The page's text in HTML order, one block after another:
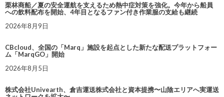
栗林商船／夏の安全運航を支えるため熱中症対策を強化。今年から船員
への飲料配布を開始、4年目となるファン付き作業服の支給も継続
2026年8月9日
CBcloud、全国の「Marq」施設を起点とした新たな配送プラットフォー
ム「MarqGO」開始
2026年8月5日
株式会社Univearth、倉吉運送株式会社と資本提携〜山陰エリアへ実運送